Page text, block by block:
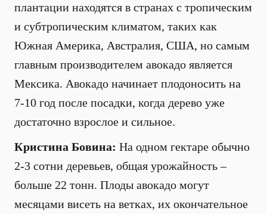
плантации находятся в странах с тропическим
и субтропическим климатом, таких как
Южная Америка, Австралия, США, но самым
главным производителем авокадо является
Мексика. Авокадо начинает плодоносить на
7-10 год после посадки, когда дерево уже
достаточно взрослое и сильное.
Кристина Бовина: На одном гектаре обычно
2-3 сотни деревьев, общая урожайность –
больше 22 тонн. Плоды авокадо могут
месяцами висеть на ветках, их окончательное